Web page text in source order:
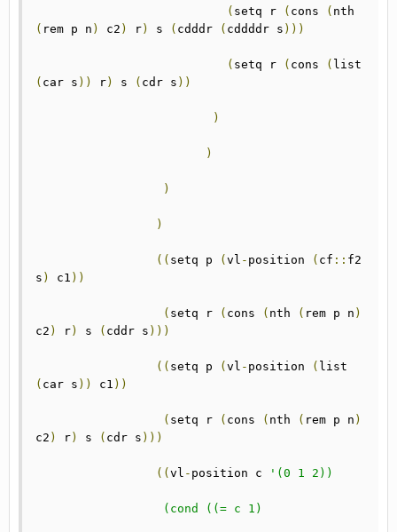
( setq r ( cons (
( rem p n ) c2 ) r) s ( cdddr ( cddddr s )))
( setq r ( cons (
( car s )) r) s ( cdr s ))
)
)
)
)
(( setq p ( vl - position ( cf :: f2
s ) c1 ))
( setq r ( cons ( nth ( rem p n )
c2 ) r) s ( cddr s )))
(( setq p ( vl - position (
( car s )) c1 ))
( setq r ( cons ( nth ( rem p n )
c2 ) r) s ( cdr s )))
(( vl - position c '(0 1 2))
		  (cond ((= c 1)